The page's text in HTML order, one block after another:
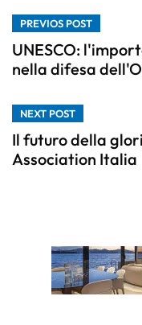
PREVIOS POST
UNESCO:
nella difesa
NEXT POST
Il futuro della
Association Italia